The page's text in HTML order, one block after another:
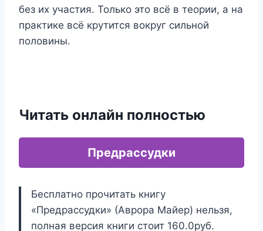
без их участия. Только это всё в теории, а на
практике всё крутится вокруг сильной
половины.
Читать онлайн полностью
Предрассудки
Бесплатно прочитать книгу
«Предрассудки» (Аврора Майер) нельзя,
полная версия книги стоит 160.0руб.